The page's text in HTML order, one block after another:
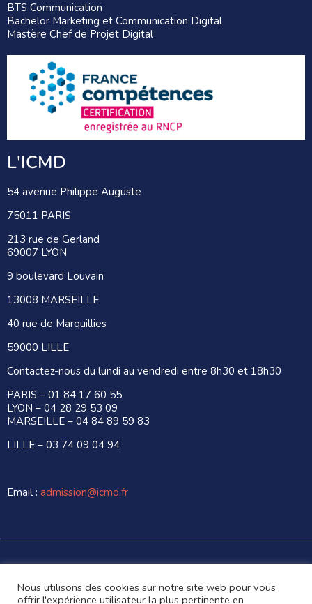
BTS Communication
Bachelor Marketing et Communication Digital
Mastère Chef de Projet Digital
L'ICMD
54 avenue Philippe Auguste
75011 PARIS
213 rue de Gerland
69007 LYON
9 boulevard Louvain
13008 MARSEILLE
40 rue de Marquillies
59000 LILLE
Contactez-nous du lundi au vendredi entre 8h30 et 18h30
PARIS – 01 84 17 60 55
LYON – 04 28 29 53 09
MARSEILLE – 04 84 89 59 83
LILLE – 03 74 09 04 94
Email : admission@icmd.fr
Made with
byDigitalify
Nous utilisons des cookies sur notre site web pour vous
offrir l'expérience utilisateur la plus pertinente en